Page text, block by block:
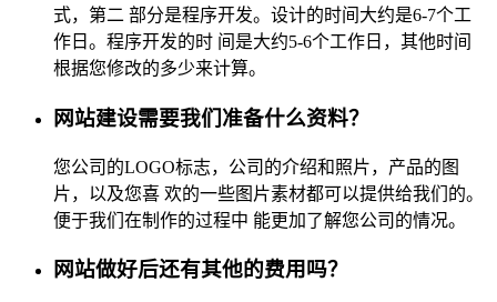
式，第二 部分是程序开发。设计的时间大约是6-7个工
作日。程序开发的时 间是大约5-6个工作日，其他时间
根据您修改的多少来计算。
网站建设需要我们准备什么资料？
您公司的LOGO标志，公司的介绍和照片，产品的图
片，以及您喜 欢的一些图片素材都可以提供给我们的。
便于我们在制作的过程中 能更加了解您公司的情况。
网站做好后还有其他的费用吗？